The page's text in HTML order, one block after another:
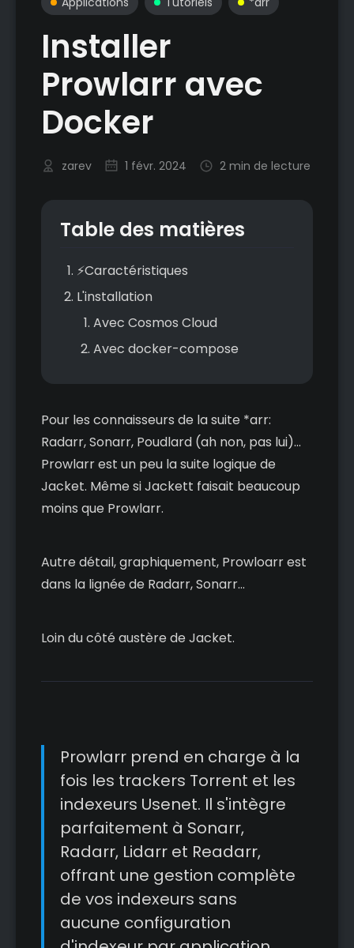
Installer
Prowlarr avec
Docker
zarev 1 févr. 2024 2 min de lecture
Table des matières
⚡Caractéristiques
L'installation
Avec Cosmos Cloud
Avec docker-compose
Pour les connaisseurs de la suite *arr:
Radarr, Sonarr, Poudlard (ah non, pas lui)...
Prowlarr est un peu la suite logique de
Jacket. Même si Jackett faisait beaucoup
moins que Prowlarr.
Autre détail, graphiquement, Prowloarr est
dans la lignée de Radarr, Sonarr...
Loin du côté austère de Jacket.
Prowlarr prend en charge à la
fois les trackers Torrent et les
indexeurs Usenet. Il s'intègre
parfaitement à Sonarr,
Radarr, Lidarr et Readarr,
offrant une gestion complète
de vos indexeurs sans
aucune configuration